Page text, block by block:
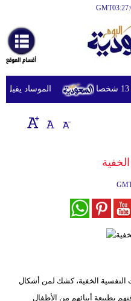
الموساد يقيل
النفسية الخفية، كشك لمن أشكال
بطبيعة أبنائهم من الأطفال